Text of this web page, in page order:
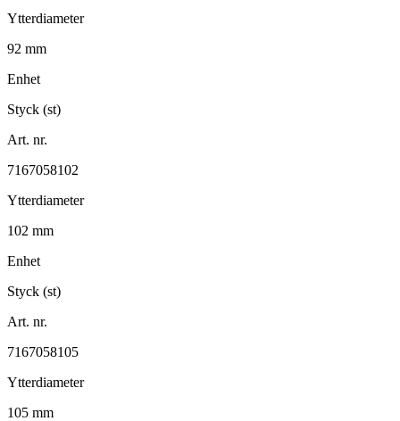
Ytterdiameter
92 mm
Enhet
Styck (st)
Art. nr.
7167058102
Ytterdiameter
102 mm
Enhet
Styck (st)
Art. nr.
7167058105
Ytterdiameter
105 mm